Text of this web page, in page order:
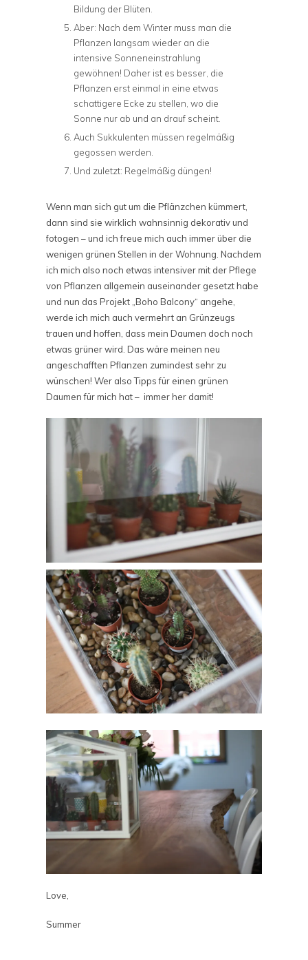
Bildung der Blüten.
Aber: Nach dem Winter muss man die
Pflanzen langsam wieder an die
intensive Sonneneinstrahlung
gewöhnen! Daher ist es besser, die
Pflanzen erst einmal in eine etwas
schattigere Ecke zu stellen, wo die
Sonne nur ab und an drauf scheint.
Auch Sukkulenten müssen regelmäßig
gegossen werden.
Und zuletzt: Regelmäßig düngen!
Wenn man sich gut um die Pflänzchen kümmert,
dann sind sie wirklich wahnsinnig dekorativ und
fotogen – und ich freue mich auch immer über die
wenigen grünen Stellen in der Wohnung. Nachdem
ich mich also noch etwas intensiver mit der Pflege
von Pflanzen allgemein auseinander gesetzt habe
und nun das Projekt „Boho Balcony“ angehe,
werde ich mich auch vermehrt an Grünzeugs
trauen und hoffen, dass mein Daumen doch noch
etwas grüner wird. Das wäre meinen neu
angeschafften Pflanzen zumindest sehr zu
wünschen! Wer also Tipps für einen grünen
Daumen für mich hat – immer her damit!
Love,
Summer